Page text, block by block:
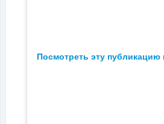
Посмотреть эту публикацию